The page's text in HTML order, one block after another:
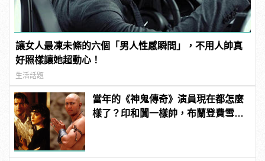
讓女人最凍未條的六個「男人性感瞬間」，不用人帥真
好照樣讓她超動心！
生活話題
當年的《神鬼傳奇》演員現在都怎麼
樣了？印和闐一樣帥，布蘭登費雪大